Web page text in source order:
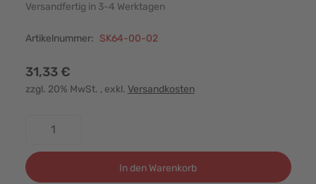
Versandfertig in 3-4 Werktagen
Artikelnummer: SK64-00-02
31,33 €
zzgl. 20% MwSt. , exkl. Versandkosten
In den Warenkorb